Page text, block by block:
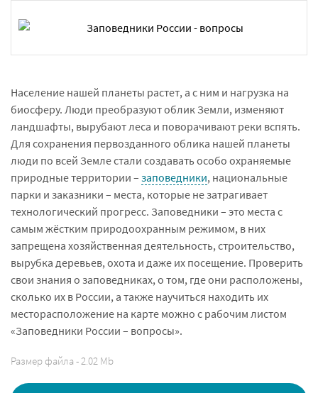
Население нашей планеты растет, а с ним и нагрузка на
биосферу. Люди преобразуют облик Земли, изменяют
ландшафты, вырубают леса и поворачивают реки вспять.
Для сохранения первозданного облика нашей планеты
люди по всей Земле стали создавать особо охраняемые
природные территории – заповедники, национальные
парки и заказники – места, которые не затрагивает
технологический прогресс. Заповедники – это места с
самым жёстким природоохранным режимом, в них
запрещена хозяйственная деятельность, строительство,
вырубка деревьев, охота и даже их посещение. Проверить
свои знания о заповедниках, о том, где они расположены,
сколько их в России, а также научиться находить их
месторасположение на карте можно с рабочим листом
«Заповедники России – вопросы».
Размер файла - 2.02 Mb